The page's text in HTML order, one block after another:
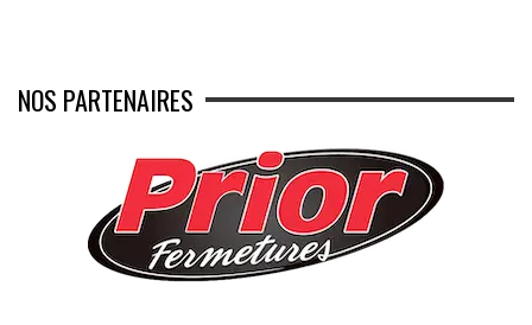
NOS PARTENAIRES